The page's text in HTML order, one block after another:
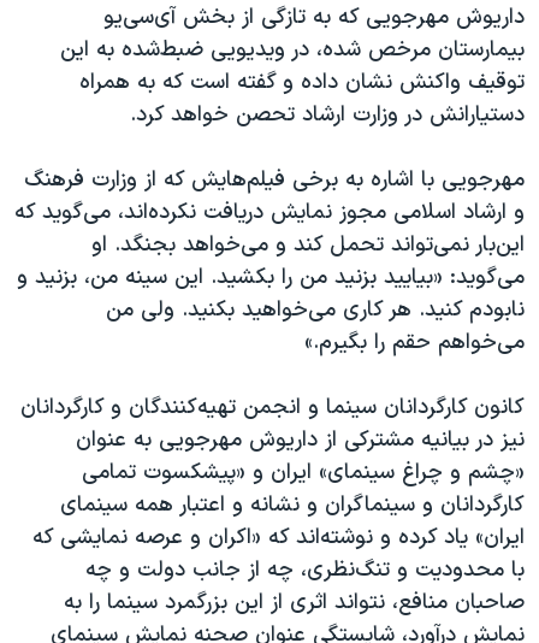
داریوش مهرجویی که به تازگی از بخش آی‌سی‌یو
بیمارستان مرخص شده، در ویدیویی ضبط‌شده به این
توقیف واکنش نشان داده و گفته است که به همراه
دستیارانش در وزارت ارشاد تحصن خواهد کرد.
مهرجویی با اشاره به برخی فیلم‌هایش که از وزارت فرهنگ
و ارشاد اسلامی مجوز نمایش دریافت نکرده‌اند، می‌گوید که
این‌بار نمی‌تواند تحمل کند و می‌خواهد بجنگد. او
می‌گوید: «بیایید بزنید من را بکشید. این سینه من، بزنید و
نابودم کنید. هر کاری می‌خواهید بکنید. ولی من
می‌خواهم حقم را بگیرم.»
کانون کارگردانان سینما و انجمن تهیه‌کنندگان و کارگردانان
نیز در بیانیه مشترکی از داریوش مهرجویی به عنوان
«چشم و چراغ سینمای‌» ایران و «پیشکسوت تمامی
کارگردانان و سینماگران و نشانه و اعتبار همه سینمای
ایران» یاد کرده و نوشته‌اند که «اکران و عرصه نمایشی که
با محدودیت و تنگ‌نظری، چه از جانب دولت و چه
صاحبان منافع، نتواند اثری از این بزرگمرد سینما را به
نمایش درآورد، شایستگی عنوان صحنه نمایش سینمای